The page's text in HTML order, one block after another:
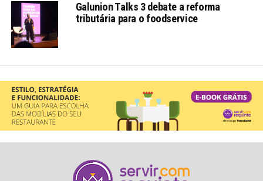
Galunion Talks 3 debate a reforma
tributária para o foodservice